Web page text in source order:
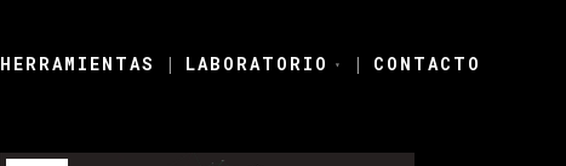
HERRAMIENTAS | LABORATORIO ▾ | CONTACTO